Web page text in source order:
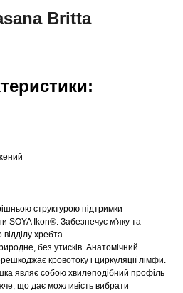
Britta
структурою підтримки
SOYA Ikon®. Забезпечує м'яку та
хребта.
без утисків. Анатомічний
кровотоку і циркуляції лімфи.
являє собою хвилеподібний профіль
що дає можливість вибрати